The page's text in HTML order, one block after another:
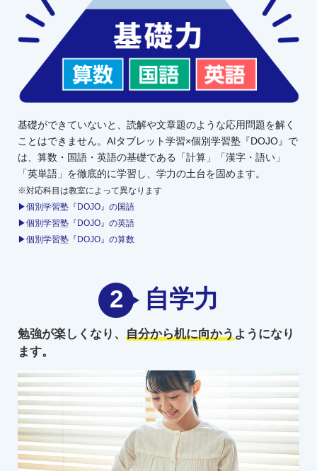
基礎ができていないと、読解や文章題のような応用問題を解く
ことはできません。AIタブレット学習×個別学習塾『DOJO』で
は、算数・国語・英語の基礎である「計算」「漢字・語い」
「英単語」を徹底的に学習し、学力の土台を固めます。
※対応科目は教室によって異なります
▶個別学習塾『DOJO』の国語
▶個別学習塾『DOJO』の英語
▶個別学習塾『DOJO』の算数
2 自学力
勉強が楽しくなり、 自分から机に向かうようになり
ます。